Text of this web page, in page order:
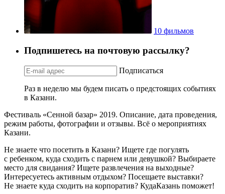
10 фильмов
Подпишетесь на почтовую рассылку?
Подписаться
Раз в неделю мы будем писать о предстоящих событиях
в Казани.
Фестиваль «Сенной базар» 2019. Описание, дата проведения,
режим работы, фотографии и отзывы. Всё о мероприятиях
Казани.
Не знаете что посетить в Казани? Ищете где погулять
с ребенком, куда сходить с парнем или девушкой? Выбираете
место для свидания? Ищете развлечения на выходные?
Интересуетесь активным отдыхом? Посещаете выставки?
Не знаете куда сходить на корпоратив? КудаКазань поможет!